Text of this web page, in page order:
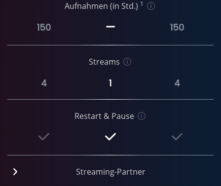
Aufnahmen (in Std.) 1
150 150
Streams
4 1 4
Restart & Pause
Streaming-Partner